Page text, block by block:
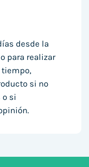
desde la
para realizar
tiempo,
si no
o si